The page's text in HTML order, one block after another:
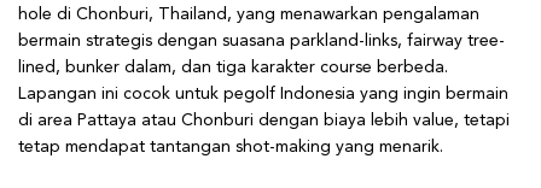
hole di Chonburi, Thailand, yang menawarkan pengalaman
bermain strategis dengan suasana parkland-links, fairway tree-
lined, bunker dalam, dan tiga karakter course berbeda.
Lapangan ini cocok untuk pegolf Indonesia yang ingin bermain
di area Pattaya atau Chonburi dengan biaya lebih value, tetapi
tetap mendapat tantangan shot-making yang menarik.